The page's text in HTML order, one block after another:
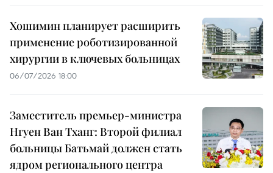
Хошимин планирует расширить
применение роботизированной
хирургии в ключевых больницах
06/07/2026 18:00
Заместитель премьер-министра
Нгуен Ван Тханг: Второй филиал
больницы Батьмай должен стать
ядром регионального центра